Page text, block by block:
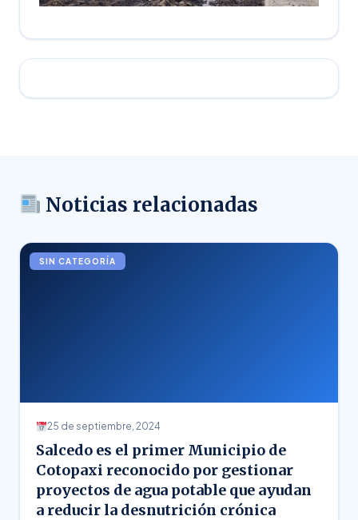
Noticias relacionadas
SIN CATEGORÍA
25 de septiembre, 2024
Salcedo es el primer Municipio de
Cotopaxi reconocido por gestionar
proyectos de agua potable que ayudan
a reducir la desnutrición crónica